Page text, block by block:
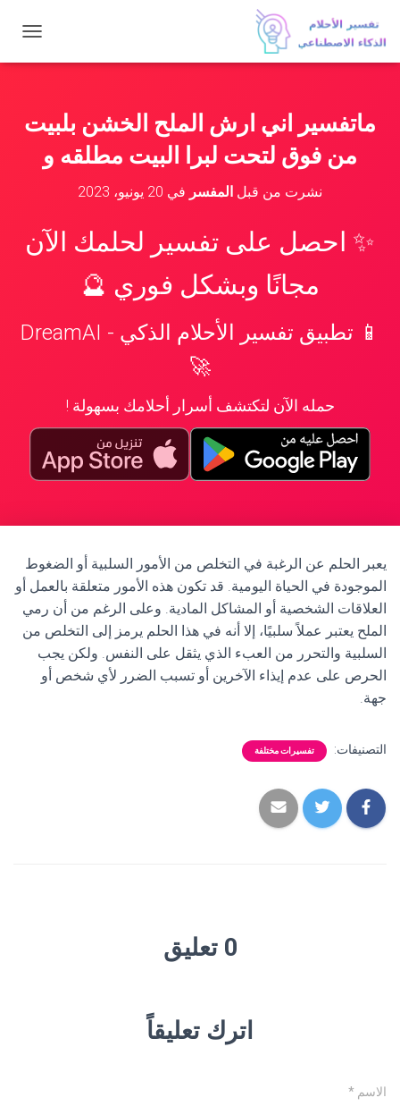
ب
ا
ماتفسير اني ارش الملح الخشن بلبيت
من فوق لتحت لبرا البيت مطلقه و
نشرت من قبل المفسر في 20 يونيو، 2023
✨ احصل على تفسير لحلمك الآن
مجانًا وبشكل فوري 🔮
📱 تطبيق تفسير الأحلام الذكي - DreamAI
🚀
حمله الآن لتكتشف أسرار أحلامك بسهولة !
يعبر الحلم عن الرغبة في التخلص من الأمور السلبية أو الضغوط
الموجودة في الحياة اليومية. قد تكون هذه الأمور متعلقة بالعمل أو
العلاقات الشخصية أو المشاكل المادية. وعلى الرغم من أن رمي
الملح يعتبر عملاً سلبيًا، إلا أنه في هذا الحلم يرمز إلى التخلص من
السلبية والتحرر من العبء الذي يثقل على النفس. ولكن يجب
الحرص على عدم إيذاء الآخرين أو تسبب الضرر لأي شخص أو
جهة.
التصنيفات: تفسيرات مختلفة
0 تعليق
اترك تعليقاً
الاسم *